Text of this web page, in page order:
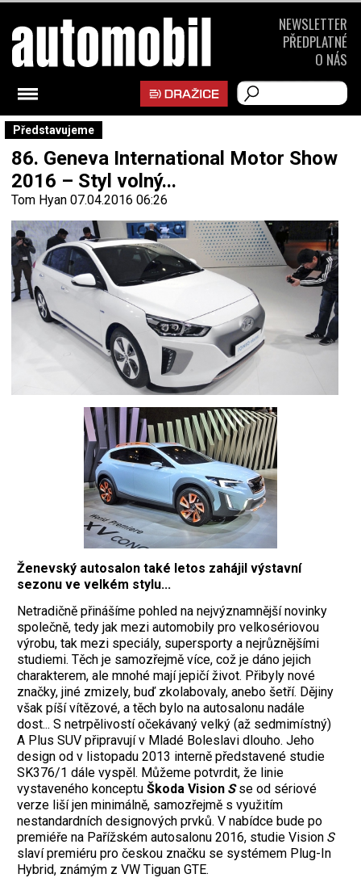
Představujeme
86. Geneva International Motor Show
2016 – Styl volný...
Tom Hyan 07.04.2016 06:26
Ženevský autosalon také letos zahájil výstavní
sezonu ve velkém stylu...
Netradičně přinášíme pohled na nejvýznamnější novinky
společně, tedy jak mezi automobily pro velkosériovou
výrobu, tak mezi speciály, supersporty a nejrůznějšími
studiemi. Těch je samozřejmě více, což je dáno jejich
charakterem, ale mnohé mají jepičí život. Přibyly nové
značky, jiné zmizely, buď zkolabovaly, anebo šetří. Dějiny
však píší vítězové, a těch bylo na autosalonu nadále
dost... S netrpělivostí očekávaný velký (až sedmimístný)
A Plus SUV připravují v Mladé Boleslavi dlouho. Jeho
design od v listopadu 2013 interně představené studie
SK376/1 dále vyspěl. Můžeme potvrdit, že linie
vystaveného konceptu Škoda Vision Sse od sériové
verze liší jen minimálně, samozřejmě s využitím
nestandardních designových prvků. V nabídce bude po
premiéře na Pařížském autosalonu 2016, studie Vision S
slaví premiéru pro českou značku se systémem Plug-In
Hybrid, známým z VW Tiguan GTE.
NEWSLETTER
PŘEDPLATNÉ
O NÁS